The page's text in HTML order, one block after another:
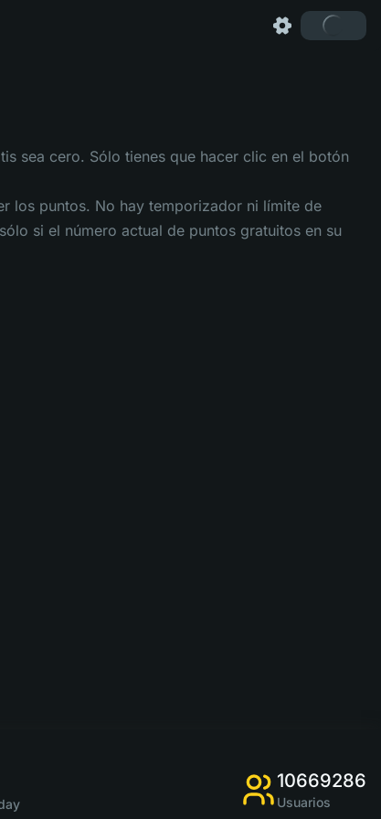
sea cero. Sólo tienes que hacer clic en el botón
los puntos. No hay temporizador ni límite de
si el número actual de puntos gratuitos en su
10669286
Usuarios